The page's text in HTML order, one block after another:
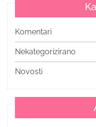
Komentari
Nekategorizirano
Novosti